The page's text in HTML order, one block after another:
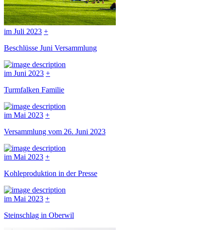
im Juli 2023 +
Beschlüsse Juni Versammlung
im Juni 2023 +
Turmfalken Familie
im Mai 2023 +
Versammlung vom 26. Juni 2023
im Mai 2023 +
Kohleproduktion in der Presse
im Mai 2023 +
Steinschlag in Oberwil